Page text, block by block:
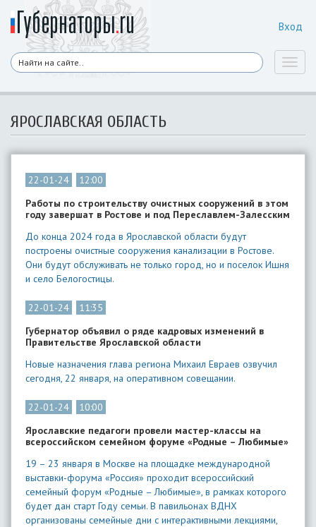
Вход
ЯРОСЛАВСКАЯ ОБЛАСТЬ
22-01-24
12:00
​Работы по строительству очистных сооружений в этом
году завершат в Ростове и под Переславлем-Залесским
До конца 2024 года в Ярославской области будут
построены очистные сооружения канализации в Ростове.
Они будут обслуживать не только город, но и поселок Ишня
и село Белогостицы.
22-01-24
11:35
​Губернатор объявил о ряде кадровых изменений в
Правительстве Ярославской области
Новые назначения глава региона Михаил Евраев озвучил
сегодня, 22 января, на оперативном совещании.
22-01-24
10:00
Ярославские педагоги провели мастер-классы на
всероссийском семейном форуме «Родные – Любимые»
19 – 23 января в Москве на площадке международной
выставки-форума «Россия» проходит всероссийский
семейный форум «Родные – Любимые», в рамках которого
будет дан старт Году семьи. В павильонах ВДНХ
организованы семейные дни с интерактивными лекциями,